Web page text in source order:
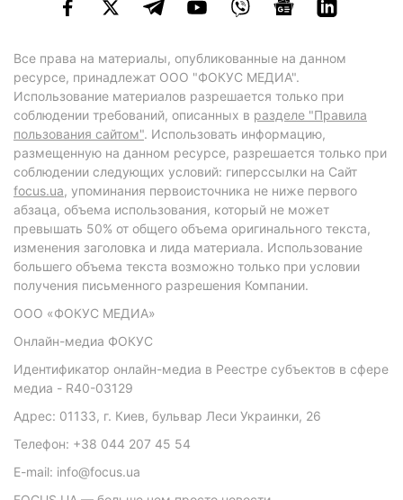
Все права на материалы, опубликованные на данном
ресурсе, принадлежат ООО "ФОКУС МЕДИА".
Использование материалов разрешается только при
соблюдении требований, описанных в разделе "Правила
пользования сайтом". Использовать информацию,
размещенную на данном ресурсе, разрешается только при
соблюдении следующих условий: гиперссылки на Сайт
focus.ua, упоминания первоисточника не ниже первого
абзаца, объема использования, который не может
превышать 50% от общего объема оригинального текста,
изменения заголовка и лида материала. Использование
большего объема текста возможно только при условии
получения письменного разрешения Компании.
ООО «ФОКУС МЕДИА»
Онлайн-медиа ФОКУС
Идентификатор онлайн-медиа в Реестре субъектов в сфере
медиа - R40-03129
Адрес: 01133, г. Киев, бульвар Леси Украинки, 26
Телефон: +38 044 207 45 54
E-mail: info@focus.ua